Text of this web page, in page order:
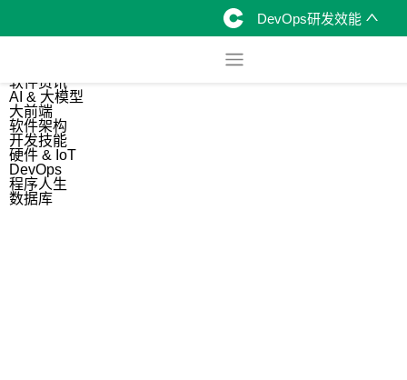
DevOps研发效能
软件资讯
AI & 大模型
大前端
软件架构
开发技能
硬件 & IoT
DevOps
程序人生
数据库